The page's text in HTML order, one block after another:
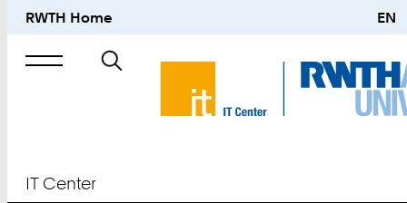
RWTH Home EN
Suche
nach
IT Center